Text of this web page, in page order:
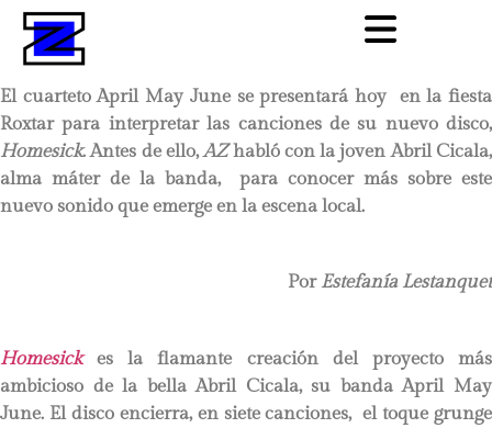
El cuarteto April May June se presentará hoy en la fiesta
Roxtar para interpretar las canciones de su nuevo disco,
Homesick. Antes de ello,AZhabló con la joven Abril Cicala,
alma máter de la banda, para conocer más sobre este
nuevo sonido que emerge en la escena local.
Por Estefanía Lestanquet
Homesick
es la flamante creación del proyecto más
ambicioso de la bella Abril Cicala, su banda April May
June. El disco encierra, en siete canciones, el toque grunge